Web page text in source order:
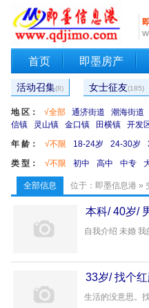
首页 即墨房产
活动召集(8) 女士征友(185)
地 区： √全部 通济街道 潮海街道
信镇
灵山镇 金口镇 田横镇 开发
年 龄：
√不限 18-24岁 24-30岁
类 型：
√不限 初中 高中 中专
全部信息 位于： 即墨信息港 »
本科/ 40岁/
自我介绍 未婚
33岁/ 找个
生活的没意思。